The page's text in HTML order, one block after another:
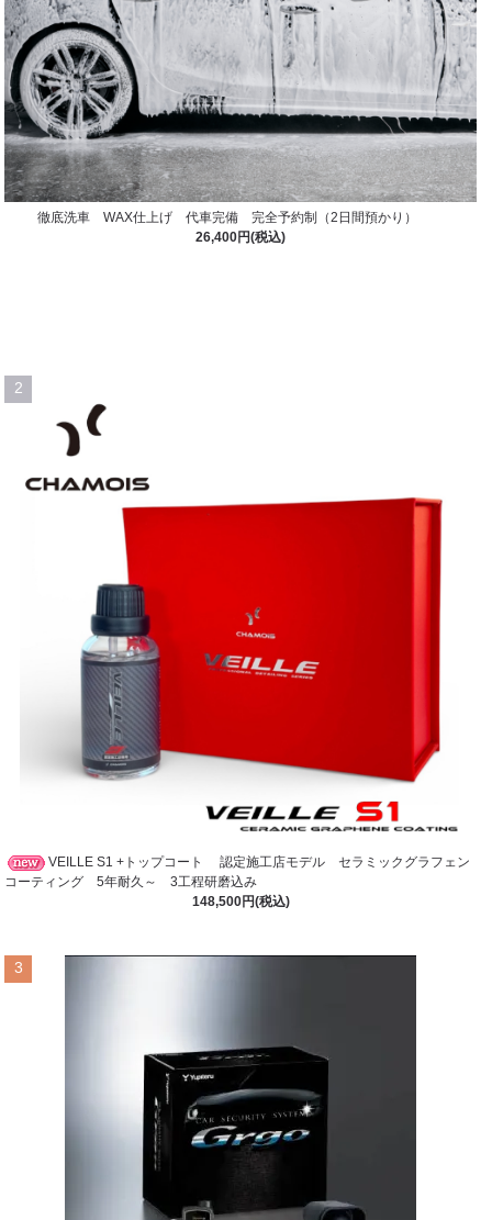
徹底洗車 WAX仕上げ 代車完備 完全予約制（2日間預かり）
26,400円(税込)
2
VEILLE S1 +トップコート 認定施工店モデル セラミックグラフェン
コーティング 5年耐久～ 3工程研磨込み
148,500円(税込)
3